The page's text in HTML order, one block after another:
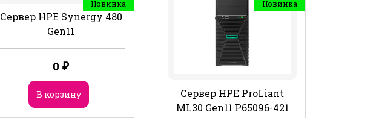
Новинка
Сервер HPE Synergy 480
Gen11
0 ₽
В корзину
Новинка
Сервер HPE ProLiant
ML30 Gen11 P65096-421